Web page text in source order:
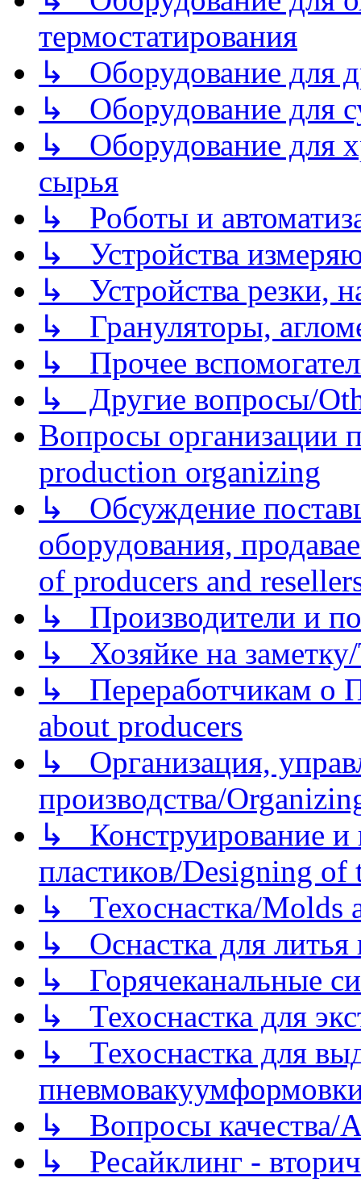
термостатирования
↳ Оборудование для
↳ Оборудование для
↳ Оборудование для
сырья
↳ Роботы и
↳ Устройства
↳ Устройства резки,
↳ Грануляторы,
↳ Прочее
↳ Другие вопросы/
Вопросы организации
production organizing
↳ Обсуждение
оборудования,
of producers and
↳ Производители и
↳ Хозяйке на
↳ Переработчикам о
about producers
↳ Организация,
производства/
↳ Конструирование и
пластиков/Designing of
↳ Техоснастка/Molds
↳ Оснастка для литья
↳ Горячеканальные
↳ Техоснастка для
↳ Техоснастка для
↳ Вопросы качества/
↳ Ресайклинг -